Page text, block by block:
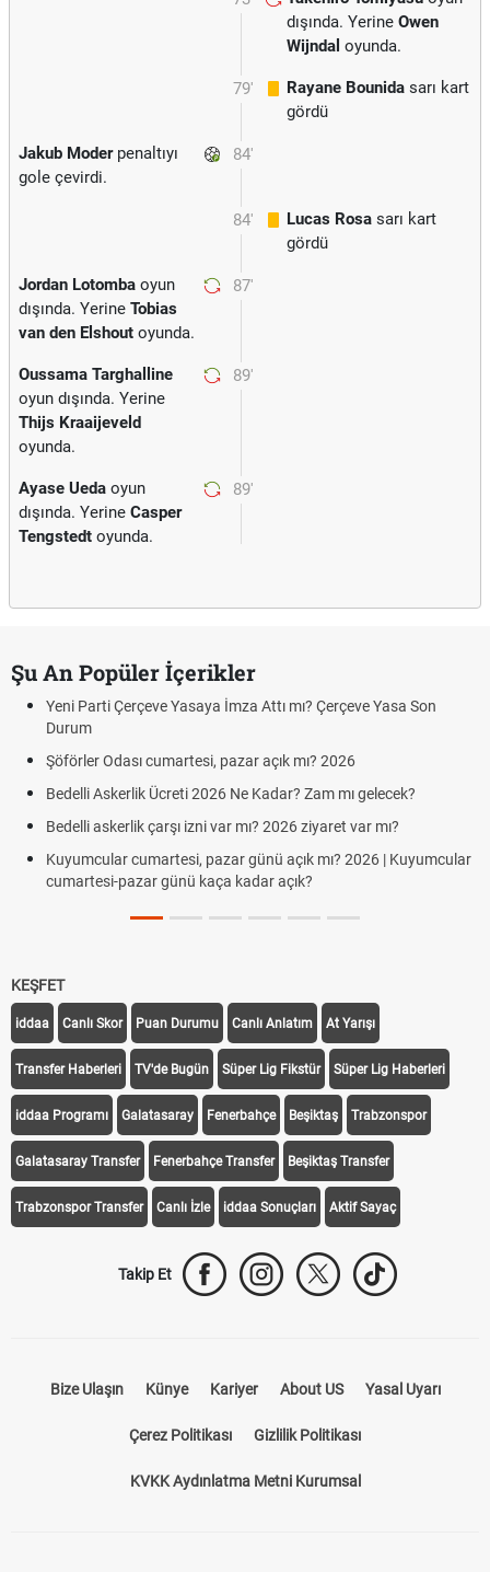
dışında. Yerine Owen
Wijndal oyunda.
79' Rayane Bounida sarı kart
gördü
84'
Jakub Moderpenaltıyı
gole çevirdi.
84' Lucas Rosa sarı kart
gördü
87'
Jordan Lotomba oyun
dışında. Yerine Tobias
van den Elshout oyunda.
89'
Oussama Targhalline
oyun dışında. Yerine
Thijs Kraaijeveld
oyunda.
89'
Ayase Ueda oyun
dışında. Yerine Casper
Tengstedt oyunda.
Şu An Popüler İçerikler
Yeni Parti Çerçeve Yasaya İmza Attı mı? Çerçeve Yasa Son
Durum
Şöförler Odası cumartesi, pazar açık mı? 2026
Bedelli Askerlik Ücreti 2026 Ne Kadar? Zam mı gelecek?
Bedelli askerlik çarşı izni var mı? 2026 ziyaret var mı?
Kuyumcular cumartesi, pazar günü açık mı? 2026 | Kuyumcular
cumartesi-pazar günü kaça kadar açık?
KEŞFET
iddaa Canlı Skor Puan Durumu Canlı Anlatım At Yarışı
Transfer Haberleri TV'de Bugün Süper Lig Fikstür Süper Lig Haberleri
iddaa Programı Galatasaray Fenerbahçe Beşiktaş Trabzonspor
Galatasaray Transfer Fenerbahçe Transfer Beşiktaş Transfer
Trabzonspor Transfer Canlı İzle iddaa Sonuçları Aktif Sayaç
Takip Et
Bize Ulaşın Künye Kariyer About US Yasal Uyarı
Çerez Politikası Gizlilik Politikası
KVKK Aydınlatma Metni Kurumsal